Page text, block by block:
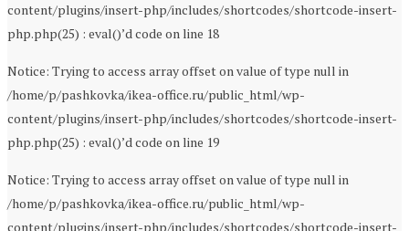
content/plugins/insert-php/includes/shortcodes/shortcode-insert-
php.php(25) : eval()’d code on line 18
Notice: Trying to access array offset on value of type null in
/home/p/pashkovka/ikea-office.ru/public_html/wp-
content/plugins/insert-php/includes/shortcodes/shortcode-insert-
php.php(25) : eval()’d code on line 19
Notice: Trying to access array offset on value of type null in
/home/p/pashkovka/ikea-office.ru/public_html/wp-
content/plugins/insert-php/includes/shortcodes/shortcode-insert-